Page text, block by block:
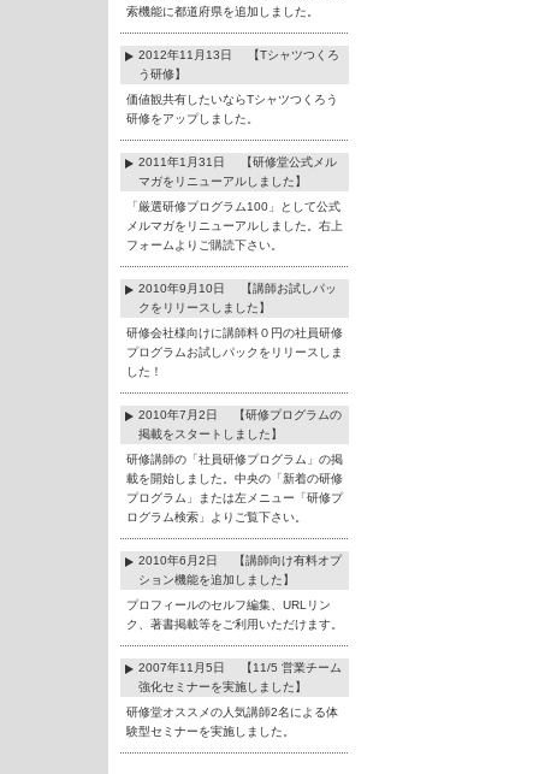
索機能に都道府県を追加しました。
2012年11月13日 【Tシャツつくろ
う研修】
価値観共有したいならTシャツつくろう
研修をアップしました。
2011年1月31日 【研修堂公式メル
マガをリニューアルしました】
「厳選研修プログラム100」として公式
メルマガをリニューアルしました。右上
フォームよりご購読下さい。
2010年9月10日 【講師お試しパッ
クをリリースしました】
研修会社様向けに講師料０円の社員研修
プログラムお試しパックをリリースしま
した！
2010年7月2日 【研修プログラムの
掲載をスタートしました】
研修講師の「社員研修プログラム」の掲
載を開始しました。中央の「新着の研修
プログラム」または左メニュー「研修プ
ログラム検索」よりご覧下さい。
2010年6月2日 【講師向け有料オプ
ション機能を追加しました】
プロフィールのセルフ編集、URLリン
ク、著書掲載等をご利用いただけます。
2007年11月5日 【11/5 営業チーム
強化セミナーを実施しました】
研修堂オススメの人気講師2名による体
験型セミナーを実施しました。